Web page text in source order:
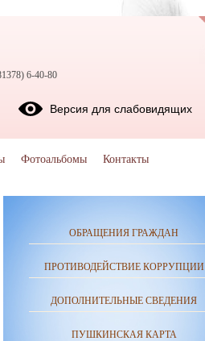
ОБРАЩЕНИЯ ГРАЖДАН
ПРОТИВОДЕЙСТВИЕ КОРРУПЦИИ
ДОПОЛНИТЕЛЬНЫЕ СВЕДЕНИЯ
ПУШКИНСКАЯ КАРТА
6-40-80
Версия для слабовидящих
Фотоальбомы Контакты